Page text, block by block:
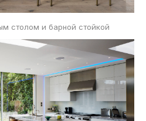
столом и барной стойкой